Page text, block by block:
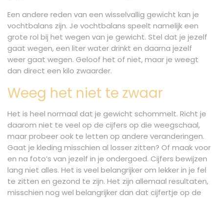
Een andere reden van een wisselvallig gewicht kan je
vochtbalans zijn. Je vochtbalans speelt namelijk een
grote rol bij het wegen van je gewicht. Stel dat je jezelf
gaat wegen, een liter water drinkt en daarna jezelf
weer gaat wegen. Geloof het of niet, maar je weegt
dan direct een kilo zwaarder.
Weeg het niet te zwaar
Het is heel normaal dat je gewicht schommelt. Richt je
daarom niet te veel op de cijfers op die weegschaal,
maar probeer ook te letten op andere veranderingen.
Gaat je kleding misschien al losser zitten? Of maak voor
en na foto’s van jezelf in je ondergoed. Cijfers bewijzen
lang niet alles. Het is veel belangrijker om lekker in je fel
te zitten en gezond te zijn. Het zijn allemaal resultaten,
misschien nog wel belangrijker dan dat cijfertje op de